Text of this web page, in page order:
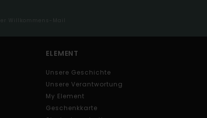
Willkommens-Mail
ELEMENT
Unsere Geschichte
Unsere Verantwortung
My Element
Geschenkkarte